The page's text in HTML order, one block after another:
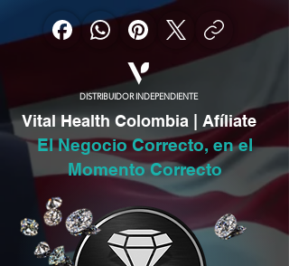
DISTRIBUIDOR INDEPENDIENTE
Vital Health Colombia | Afíliate
El Negocio Correcto, en el
Momento Correcto